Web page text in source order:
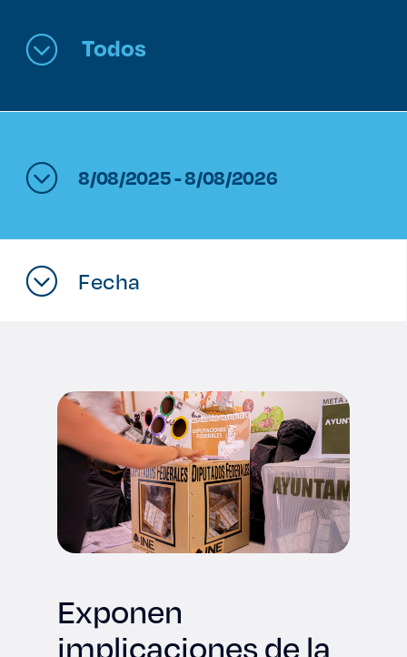
Becas
Derecho
Lo más buscado
Prepa ITESO
Sustentabilidad
Todos
8/08/2025 - 8/08/2026
Fecha
Exponen
implicaciones de la